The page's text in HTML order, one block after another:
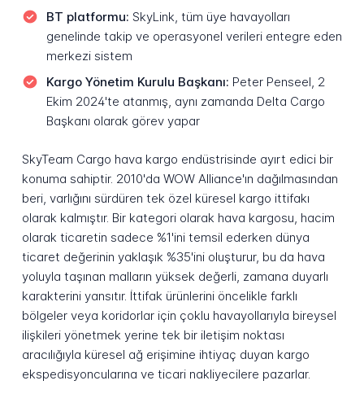
BT platformu: SkyLink, tüm üye havayolları
genelinde takip ve operasyonel verileri entegre eden
merkezi sistem
Kargo Yönetim Kurulu Başkanı: Peter Penseel, 2
Ekim 2024'te atanmış, aynı zamanda Delta Cargo
Başkanı olarak görev yapar
SkyTeam Cargo hava kargo endüstrisinde ayırt edici bir
konuma sahiptir. 2010'da WOW Alliance'ın dağılmasından
beri, varlığını sürdüren tek özel küresel kargo ittifakı
olarak kalmıştır. Bir kategori olarak hava kargosu, hacim
olarak ticaretin sadece %1'ini temsil ederken dünya
ticaret değerinin yaklaşık %35'ini oluşturur, bu da hava
yoluyla taşınan malların yüksek değerli, zamana duyarlı
karakterini yansıtır. İttifak ürünlerini öncelikle farklı
bölgeler veya koridorlar için çoklu havayollarıyla bireysel
ilişkileri yönetmek yerine tek bir iletişim noktası
aracılığıyla küresel ağ erişimine ihtiyaç duyan kargo
ekspedisyoncularına ve ticari nakliyecilere pazarlar.